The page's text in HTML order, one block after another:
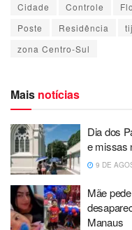
Cidade
Controle
Poste
Residência
zona Centro-Sul
Mais notícias
Dia dos
e missas
9 DE
Mãe
Manaus